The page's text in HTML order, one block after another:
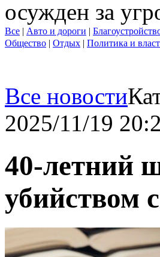
осужден за
Все | Авто и дороги |
Общество | Отдых | Политика и
Все новости
2025/11/19
40-летний
убийством